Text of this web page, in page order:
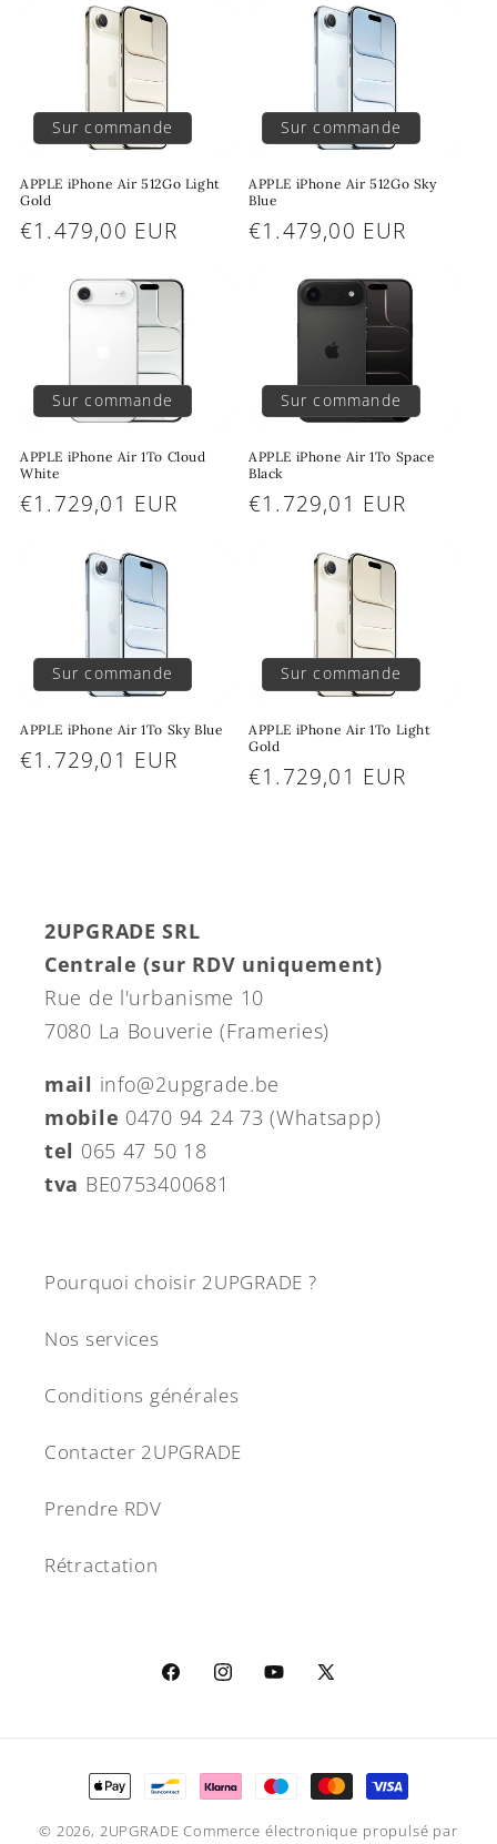
Sur commande
APPLE iPhone Air 512Go Light
Gold
Prix
€1.479,00 EUR
Sur commande
APPLE iPhone Air 512Go Sky
Blue
Prix
€1.479,00 EUR
Sur commande
APPLE iPhone Air 1To Cloud
White
Prix
€1.729,01 EUR
Sur commande
APPLE iPhone Air 1To Space
Black
Prix
€1.729,01 EUR
Sur commande
APPLE iPhone Air 1To Sky Blue
Prix
€1.729,01 EUR
Sur commande
APPLE iPhone Air 1To Light
Gold
Prix
€1.729,01 EUR
2UPGRADE SRL
Centrale (sur RDV uniquement)
Rue de l'urbanisme 10
7080 La Bouverie (Frameries)
mail info@2upgrade.be
mobile 0470 94 24 73 (Whatsapp)
tel 065 47 50 18
tva BE0753400681
Pourquoi choisir 2UPGRADE ?
Nos services
Conditions générales
Contacter 2UPGRADE
Prendre RDV
Rétractation
FacebookInstagramYouTube
X
Moyens
de
© 2026, 2UPGRADE Commerce électronique propulsé par